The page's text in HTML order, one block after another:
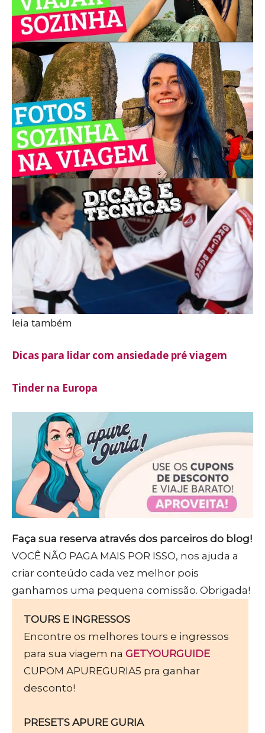
leia também
Dicas para lidar com ansiedade pré viagem
Tinder na Europa
Faça sua reserva através dos parceiros do blog!
VOCÊ NÃO PAGA MAIS POR ISSO, nos ajuda a
criar conteúdo cada vez melhor pois
ganhamos uma pequena comissão. Obrigada!
TOURS E INGRESSOS
Encontre os melhores tours e ingressos
para sua viagem naGETYOURGUIDE
CUPOM APUREGURIA5 pra ganhar
desconto!
PRESETS APURE GURIA